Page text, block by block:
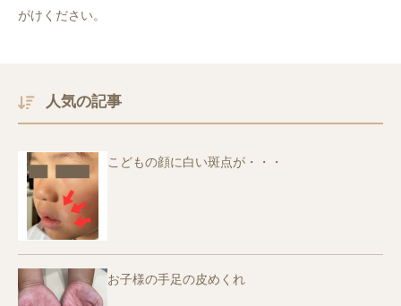
がけください。
人気の記事
こどもの顔に白い斑点が・・・
お子様の手足の皮めくれ